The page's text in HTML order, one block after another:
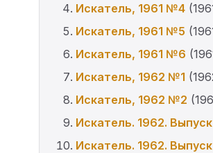
Искатель, 1961 №4
Искатель, 1961 №5
Искатель, 1961 №6
Искатель, 1962 №1
Искатель, 1962 №2
Искатель. 1962.
Искатель. 1962.